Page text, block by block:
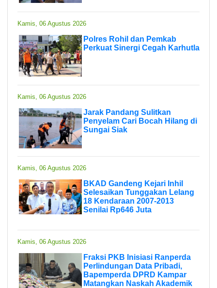
Kamis, 06 Agustus 2026
Polres Rohil dan Pemkab
Perkuat Sinergi Cegah Karhutla
Kamis, 06 Agustus 2026
Jarak Pandang Sulitkan
Penyelam Cari Bocah Hilang di
Sungai Siak
Kamis, 06 Agustus 2026
BKAD Gandeng Kejari Inhil
Selesaikan Tunggakan Lelang
18 Kendaraan 2007-2013
Senilai Rp646 Juta
Kamis, 06 Agustus 2026
Fraksi PKB Inisiasi Ranperda
Perlindungan Data Pribadi,
Bapemperda DPRD Kampar
Matangkan Naskah Akademik